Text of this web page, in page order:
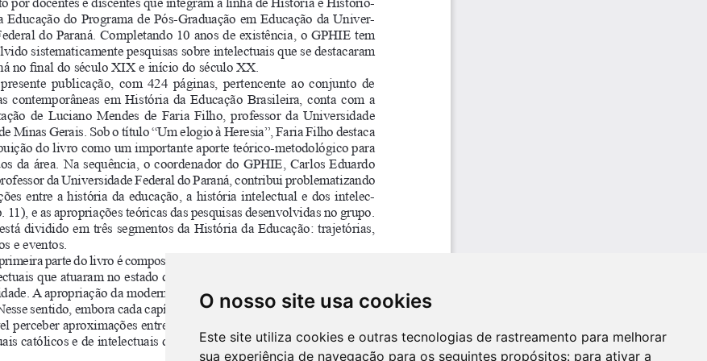
O nosso site usa cookies
Este site utiliza cookies e outras tecnologias de rastreamento para melhorar
sua experiência de navegação para os seguintes propósitos: para ativar a